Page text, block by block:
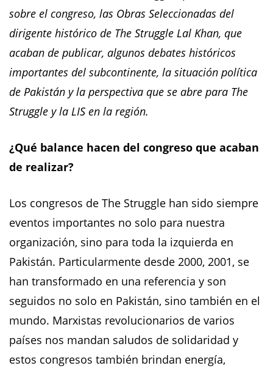
sobre el congreso, las Obras Seleccionadas del
dirigente histórico de The Struggle Lal Khan, que
acaban de publicar, algunos debates históricos
importantes del subcontinente, la situación política
de Pakistán y la perspectiva que se abre para The
Struggle y la LIS en la región.
¿Qué balance hacen del congreso que acaban
de realizar?
Los congresos de The Struggle han sido siempre
eventos importantes no solo para nuestra
organización, sino para toda la izquierda en
Pakistán. Particularmente desde 2000, 2001, se
han transformado en una referencia y son
seguidos no solo en Pakistán, sino también en el
mundo. Marxistas revolucionarios de varios
países nos mandan saludos de solidaridad y
estos congresos también brindan energía,